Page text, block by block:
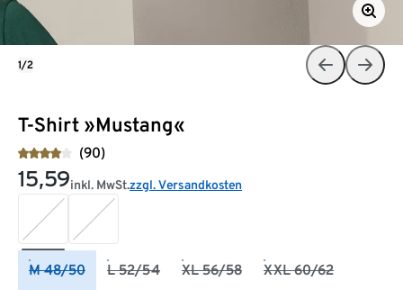
T-Shirt »Mustang«
(90)
15,59inkl. MwSt.zzgl. Versandkosten
M 48/50 L 52/54 XL 56/58 XXL 60/62
1/2